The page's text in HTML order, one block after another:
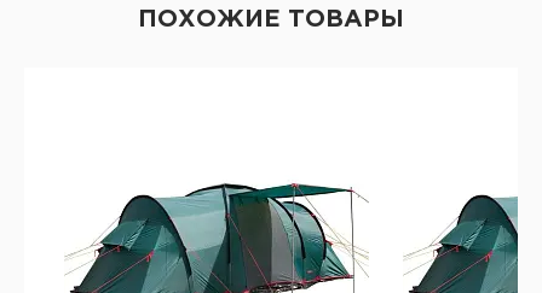
ПОХОЖИЕ ТОВАРЫ